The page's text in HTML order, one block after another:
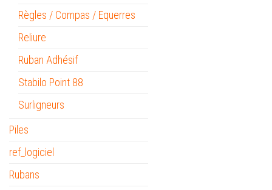
Règles / Compas / Equerres
Reliure
Ruban Adhésif
Stabilo Point 88
Surligneurs
Piles
ref_logiciel
Rubans